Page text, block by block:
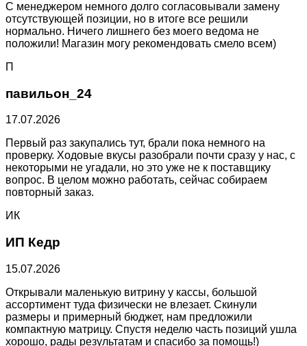
С менеджером немного долго согласовывали замену
отсутствующей позиции, но в итоге все решили
нормально. Ничего лишнего без моего ведома не
положили! Магазин могу рекомендовать смело всем)
П
павильон_24
17.07.2026
Первый раз закупались тут, брали пока немного на
проверку. Ходовые вкусы разобрали почти сразу у нас, с
некоторыми не угадали, но это уже не к поставщику
вопрос. В целом можно работать, сейчас собираем
повторный заказ.
ИК
ИП Кедр
15.07.2026
Открывали маленькую витрину у кассы, большой
ассортимент туда физически не влезает. Скинули
размеры и примерный бюджет, нам предложили
компактную матрицу. Спустя неделю часть позиций ушла
хорошо, рады результатам и спасибо за помощь!)